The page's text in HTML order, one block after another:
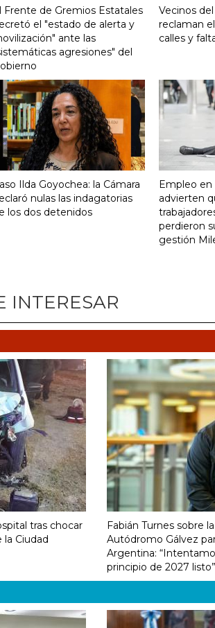
Frente de Gremios Estatales
el "estado de alerta y
ante las
agresiones" del
Vecinos
reclaman
calles y
Ilda Goyochea: la Cámara
nulas las indagatorias
los dos detenidos
Empleo en
advierten
perdieron
gestión
INTERESAR
tras chocar
Ciudad
Fabián Turnes sobre
Autódromo Gálvez
Argentina:
principio de 2027 listo”